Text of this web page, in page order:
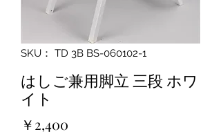
SKU： TD 3B BS-060102-1
はしご兼用脚立 ‎三段 ‎ホワ
イト
￥2,400